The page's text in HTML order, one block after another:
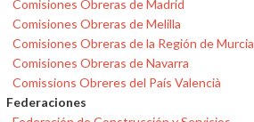
Comisiones Obreras de Madrid
Comisiones Obreras de Melilla
Comisiones Obreras de la Región de Murcia
Comisiones Obreras de Navarra
Comissions Obreres del País Valencià
Federaciones